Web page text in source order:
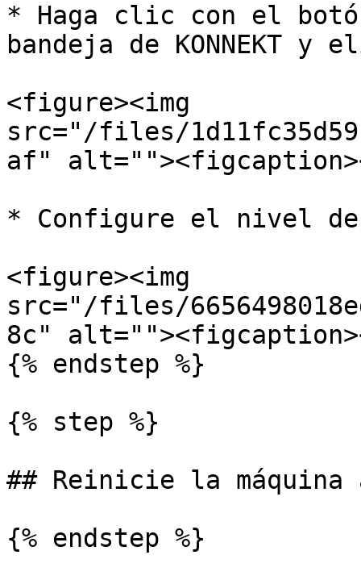
* Haga clic con el
bandeja de KONNEKT
<figure><img
src="/files/
af"
* Configure el nivel
<figure><img
src="/files/
8c"
{% endstep %}
{% step %}
## Reinicie la máquina
{% endstep %}